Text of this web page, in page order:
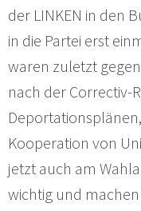
der LINKEN in den
in die Partei erst
waren zuletzt
nach der Correctiv-
Kooperation von
jetzt auch am
wichtig und